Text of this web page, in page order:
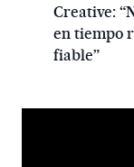
Creative:
en tiempo
fiable”